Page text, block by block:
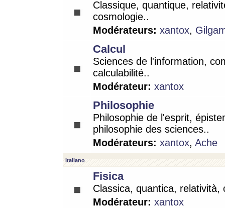
Classique, quantique,
cosmologie..
Modérateurs: xantox,
Calcul
Sciences de l'information,
calculabilité..
Modérateur: xantox
Philosophie
Philosophie de l'esprit,
philosophie des sciences..
Modérateurs: xantox, Ache
Italiano
Fisica
Classica, quantica, relatività,
Modérateur: xantox